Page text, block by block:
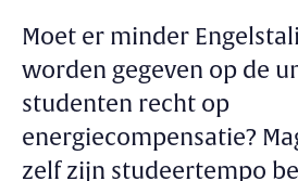
Moet er minder
worden gegeven op de
studenten recht op
energiecompensatie?
zelf zijn studeertempo